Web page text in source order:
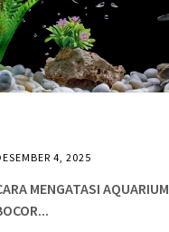
4, 2025
MENGATASI AQUARIUM